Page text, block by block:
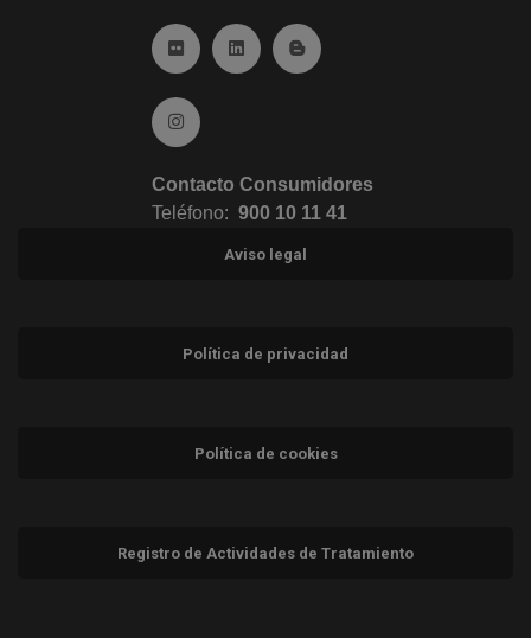
Ir a Flickr (abre en ventana nueva)
Ir a Linkedin (abre en ventana nueva)
Ir al Blog (abre en ventana
Ir a Instagram (abre en ventana nueva)
Contacto Consumidores
Teléfono: 900 10 11 41
Aviso legal
Política de privacidad
Política de cookies
Registro de Actividades de Tratamiento